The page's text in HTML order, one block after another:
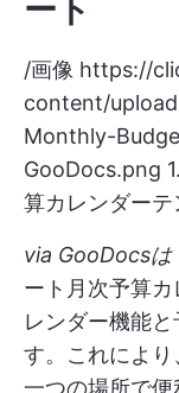
ート
/画像 https://
content/
Monthly-
GooDocs.png
算カレンダー
via GooDocsは
ート月次予算
レンダー機能
す。これによ
一つの場所で便